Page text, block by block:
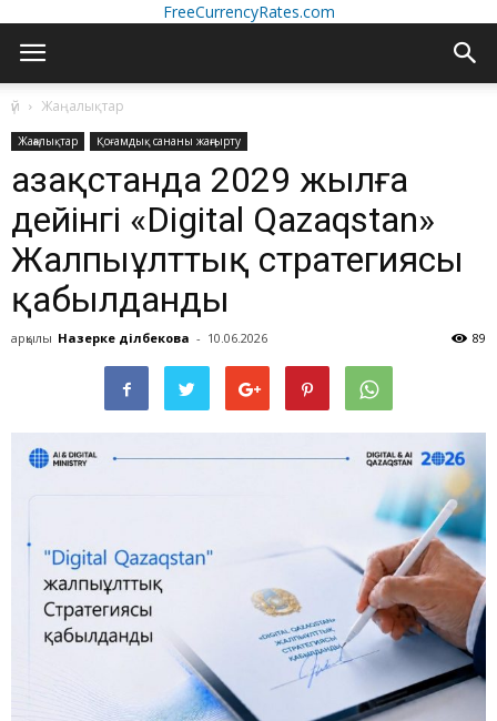
FreeCurrencyRates.com
үй Жаңалықтар
Жаңалықтар Қоғамдық сананы жаңғырту
Қазақстанда 2029 жылға
дейінгі «Digital Qazaqstan»
Жалпыұлттық стратегиясы
қабылданды
арқылы Назерке Әділбекова - 10.06.2026 89